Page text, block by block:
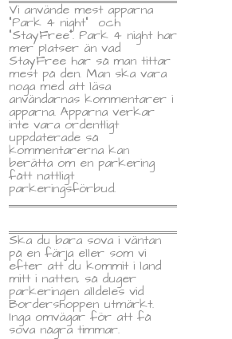
Vi använde mest apparna
”Park 4 night” och
”StayFree”. Park 4 night har
mer platser än vad
StayFree har så man tittar
mest på den. Man ska vara
noga med att läsa
användarnas kommentarer i
apparna. Apparna verkar
inte vara ordentligt
uppdaterade så
kommentarerna kan
berätta om en parkering
fått nattligt
parkeringsförbud.
Ska du bara sova i väntan
på en färja eller som vi
efter att du kommit i land
mitt i natten, så duger
parkeringen alldeles vid
Bordershoppen utmärkt.
Inga omvägar för att få
sova några timmar.